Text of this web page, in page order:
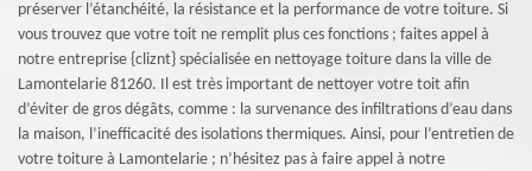
préserver l’étanchéité, la résistance et la performance de votre toiture. Si
vous trouvez que votre toit ne remplit plus ces fonctions ; faites appel à
notre entreprise {cliznt} spécialisée en nettoyage toiture dans la ville de
Lamontelarie 81260. Il est très important de nettoyer votre toit afin
d’éviter de gros dégâts, comme : la survenance des infiltrations d’eau dans
la maison, l’inefficacité des isolations thermiques. Ainsi, pour l’entretien de
votre toiture à Lamontelarie ; n’hésitez pas à faire appel à notre